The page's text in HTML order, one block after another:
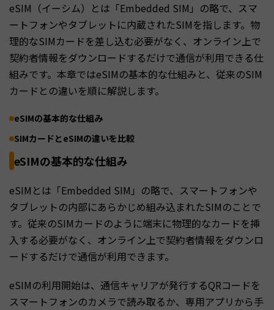
eSIM（イーシム）とは「Embedded SIM」の略で、スマ
ートフォンやタブレットに内蔵されたSIMを指します。物
理的なSIMカードを差し込む必要がなく、オンライン上で
契約者情報をダウンロードするだけで通信が利用できる仕
組みです。本章ではeSIMの基本的な仕組みと、従来のSIM
カードとの違いを順に解説します。
eSIMの基本的な仕組み
SIMカードとeSIMの違いを比較
eSIMの基本的な仕組み
eSIMとは「Embedded SIM」の略で、スマートフォンや
タブレットの内部にあらかじめ組み込まれたSIMのことで
す。従来のSIMカードのように端末に物理的なカードを挿
入する必要がなく、オンライン上で契約者情報をダウンロ
ードするだけで通信が利用できます。
eSIMの利用開始は、通信キャリアが発行するQRコードを
スマートフォンのカメラで読み取るか、専用アプリから手